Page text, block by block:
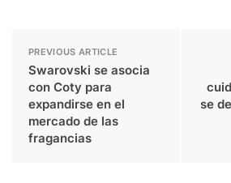
PREVIOUS ARTICLE
Swarovski se asocia
con Coty para
expandirse en el
mercado de las
fragancias
se